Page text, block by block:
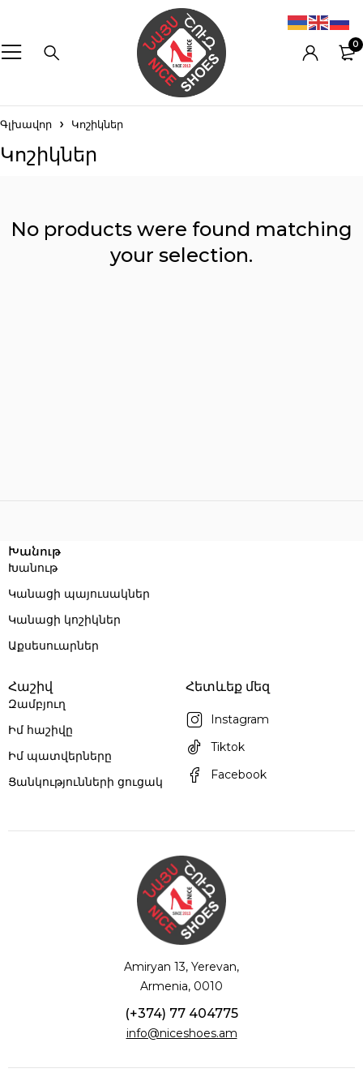
0
Գլխավոր Կոշիկներ
Կոշիկներ
No products were found matching
your selection.
Խանութ
Խանութ
Կանացի պայուսակներ
Կանացի կոշիկներ
Աքսեսուարներ
Հաշիվ
Զամբյուղ
Իմ հաշիվը
Իմ պատվերները
Ցանկությունների ցուցակ
Հետևեք մեզ
Instagram
Tiktok
Facebook
Amiryan 13, Yerevan,
Armenia, 0010
(+374) 77 404775
info@niceshoes.am